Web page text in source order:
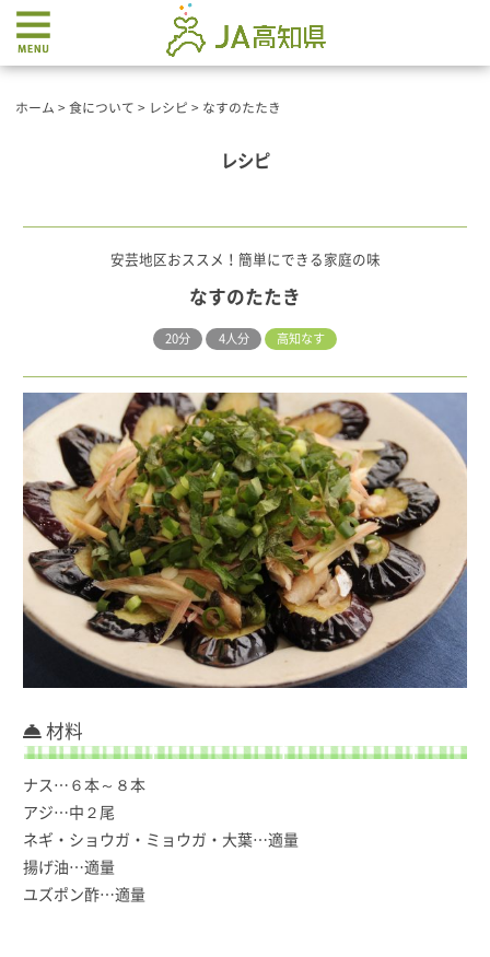
ホーム > 食について > レシピ > なすのたたき
レシピ
安芸地区おススメ！簡単にできる家庭の味
なすのたたき
20分 4人分 高知なす
材料
ナス…６本～８本
アジ…中２尾
ネギ・ショウガ・ミョウガ・大葉…適量
揚げ油…適量
ユズポン酢…適量